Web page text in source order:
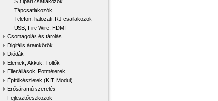
SD ipari csatlakozók
Tápcsatlakozók
Telefon, hálózati, RJ csatlakozók
USB, Fire Wire, HDMI
Csomagolás és tárolás
Digitális áramkörök
Diódák
Elemek, Akkuk, Töltők
Ellenállások, Potméterek
Építőkészletek (KIT, Modul)
Erősáramú szerelés
Fejlesztőeszközök